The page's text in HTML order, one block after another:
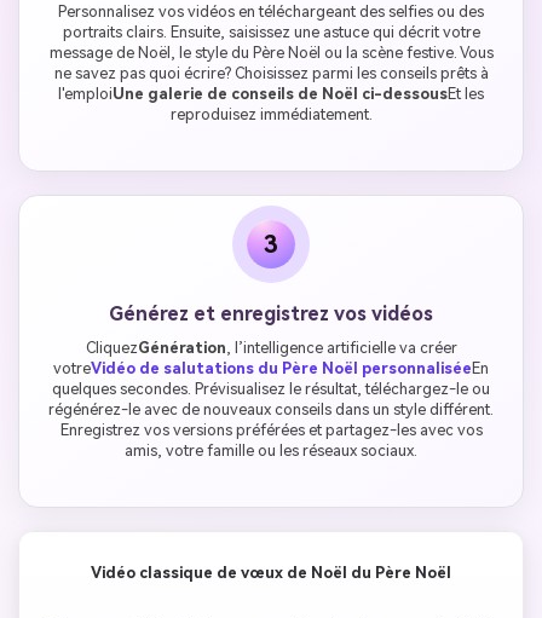
Personnalisez vos vidéos en téléchargeant des selfies ou des
portraits clairs. Ensuite, saisissez une astuce qui décrit votre
message de Noël, le style du Père Noël ou la scène festive. Vous
ne savez pas quoi écrire? Choisissez parmi les conseils prêts à
l'emploiUne galerie de conseils de Noël ci-dessousEt les
reproduisez immédiatement.
3
Générez et enregistrez vos vidéos
CliquezGénération , l’intelligence artificielle va créer
votreVidéo de salutations du Père Noël personnaliséeEn
quelques secondes. Prévisualisez le résultat, téléchargez-le ou
régénérez-le avec de nouveaux conseils dans un style différent.
Enregistrez vos versions préférées et partagez-les avec vos
amis, votre famille ou les réseaux sociaux.
Vidéo classique de vœux de Noël du Père Noël